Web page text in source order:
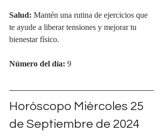
Salud: Mantén una rutina de ejercicios que
te ayude a liberar tensiones y mejorar tu
bienestar físico.
Número del día: 9
Horóscopo Miércoles 25
de Septiembre de 2024